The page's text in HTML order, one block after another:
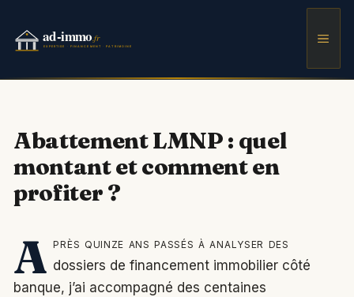
contenu
Abattement LMNP : quel
montant et comment en
profiter ?
A près quinze ans passés à analyser des
dossiers de financement immobilier côté
banque, j’ai accompagné des centaines